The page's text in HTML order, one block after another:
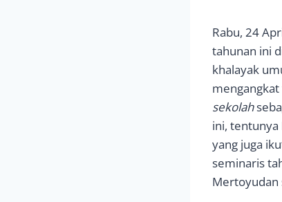
Rabu, 24
tahunan ini
khalayak
sekolah
ini, tentunya
yang juga
seminaris
Mertoyudan